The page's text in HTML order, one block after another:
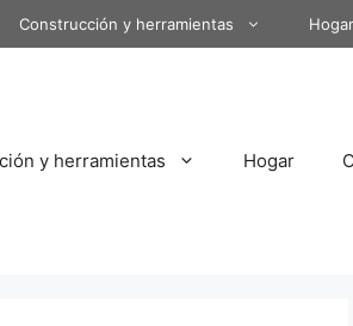
Construcción y herramientas Hogar
y herramientas Hogar